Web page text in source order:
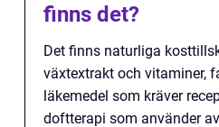
finns det?
Det finns naturliga
växtextrakt och vitaminer,
läkemedel som kräver
doftterapi som använder